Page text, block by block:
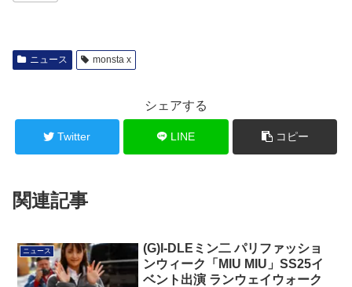
ニュース monsta x
シェアする
Twitter LINE コピー
関連記事
ニュース
(G)I-DLEミン二 パリファッショ
ンウィーク「MIU MIU」SS25イ
ベント出演 ランウェイウォーク